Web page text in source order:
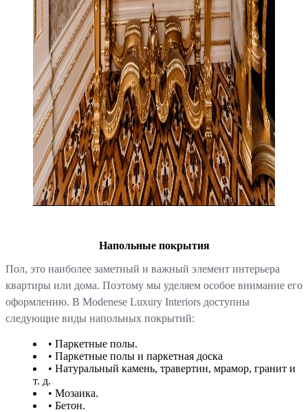
Напольные покрытия
Пол, это наиболее заметный и важный элемент интерьера
квартиры или дома. Поэтому мы уделяем особое внимание его
оформлению. В Modenese Luxury Interiors доступны
следующие виды напольных покрытий:
• Паркетные полы.
• Паркетные полы и паркетная доска
• Натуральный камень, травертин, мрамор, гранит и
т. д.
• Мозаика.
• Бетон.